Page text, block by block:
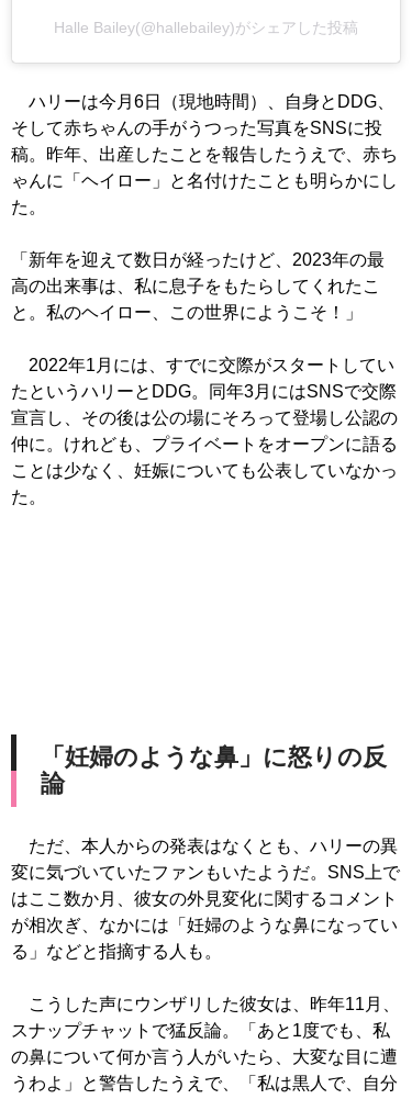
Halle Bailey(@hallebailey)がシェアした投稿
ハリーは今月6日（現地時間）、自身とDDG、
そして赤ちゃんの手がうつった写真をSNSに投
稿。昨年、出産したことを報告したうえで、赤ち
ゃんに「ヘイロー」と名付けたことも明らかにし
た。
「新年を迎えて数日が経ったけど、2023年の最
高の出来事は、私に息子をもたらしてくれたこ
と。私のヘイロー、この世界にようこそ！」
2022年1月には、すでに交際がスタートしてい
たというハリーとDDG。同年3月にはSNSで交際
宣言し、その後は公の場にそろって登場し公認の
仲に。けれども、プライベートをオープンに語る
ことは少なく、妊娠についても公表していなかっ
た。
「妊婦のような鼻」に怒りの反
論
ただ、本人からの発表はなくとも、ハリーの異
変に気づいていたファンもいたようだ。SNS上で
はここ数か月、彼女の外見変化に関するコメント
が相次ぎ、なかには「妊婦のような鼻になってい
る」などと指摘する人も。
こうした声にウンザリした彼女は、昨年11月、
スナップチャットで猛反論。「あと1度でも、私
の鼻について何か言う人がいたら、大変な目に遭
うわよ」と警告したうえで、「私は黒人で、自分